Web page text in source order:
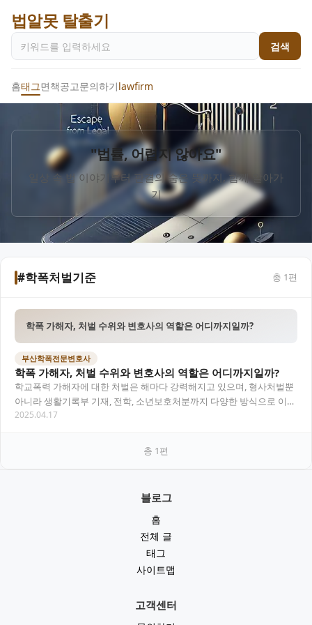
법알못 탈출기
검색
홈태그면책공고문의하기lawfirm
"법률, 어렵지 않아요"
일상 속 법 이야기부터 판결의 숨은 뜻까지, 함께 알아가
기
#학폭처벌기준 총 1편
학폭 가해자, 처벌 수위와 변호사의 역할은 어디까지일까?
부산학폭전문변호사
학폭 가해자, 처벌 수위와 변호사의 역할은 어디까지일까?
학교폭력 가해자에 대한 처벌은 해마다 강력해지고 있으며, 형사처벌뿐
아니라 생활기록부 기재, 전학, 소년보호처분까지 다양한 방식으로 이루
어집니다. 이 글에서는 학폭 가해자에게 내려…
2025.04.17
총 1편
블로그
홈
전체 글
태그
사이트맵
고객센터